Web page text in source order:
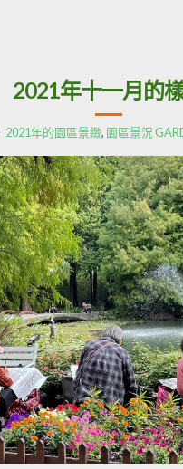
2021年十一月的
2021年的園區景緻, 園區景況